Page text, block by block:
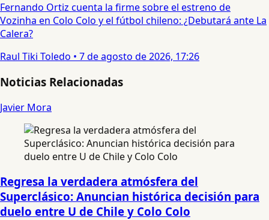
Fernando Ortiz cuenta la firme sobre el estreno de
Vozinha en Colo Colo y el fútbol chileno: ¿Debutará ante La
Calera?
Raul Tiki Toledo • 7 de agosto de 2026, 17:26
Noticias Relacionadas
Javier Mora
Regresa la verdadera atmósfera del
Superclásico: Anuncian histórica decisión para
duelo entre U de Chile y Colo Colo